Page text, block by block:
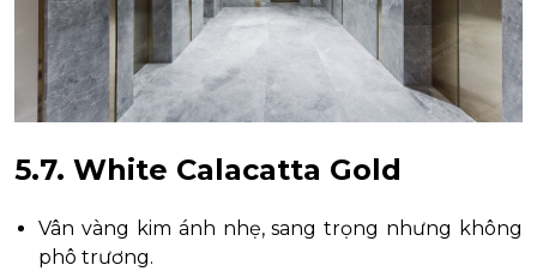
5.7. White Calacatta Gold
Vân vàng kim ánh nhẹ, sang trọng nhưng không
phô trương.